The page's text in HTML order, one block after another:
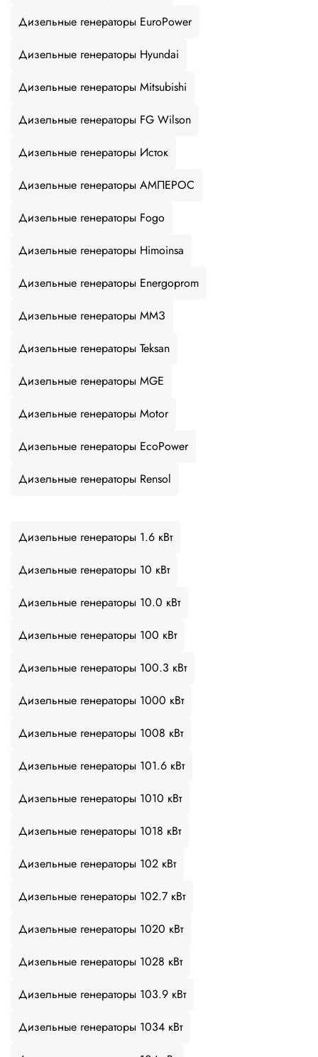
Дизельные генераторы EuroPower
Дизельные генераторы Hyundai
Дизельные генераторы Mitsubishi
Дизельные генераторы FG Wilson
Дизельные генераторы Исток
Дизельные генераторы АМПЕРОС
Дизельные генераторы Fogo
Дизельные генераторы Himoinsa
Дизельные генераторы Energoprom
Дизельные генераторы ММЗ
Дизельные генераторы Teksan
Дизельные генераторы MGE
Дизельные генераторы Motor
Дизельные генераторы EcoPower
Дизельные генераторы Rensol
Дизельные генераторы 1.6 кВт
Дизельные генераторы 10 кВт
Дизельные генераторы 10.0 кВт
Дизельные генераторы 100 кВт
Дизельные генераторы 100.3 кВт
Дизельные генераторы 1000 кВт
Дизельные генераторы 1008 кВт
Дизельные генераторы 101.6 кВт
Дизельные генераторы 1010 кВт
Дизельные генераторы 1018 кВт
Дизельные генераторы 102 кВт
Дизельные генераторы 102.7 кВт
Дизельные генераторы 1020 кВт
Дизельные генераторы 1028 кВт
Дизельные генераторы 103.9 кВт
Дизельные генераторы 1034 кВт